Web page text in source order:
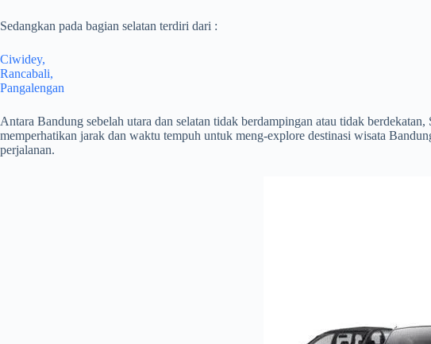
Sedangkan pada bagian selatan terdiri dari :
Ciwidey,
Rancabali,
Pangalengan
Antara Bandung sebelah utara dan selatan tidak berdampingan atau tidak
memperhatikan jarak dan waktu tempuh untuk meng-explore destinasi wisata
perjalanan.